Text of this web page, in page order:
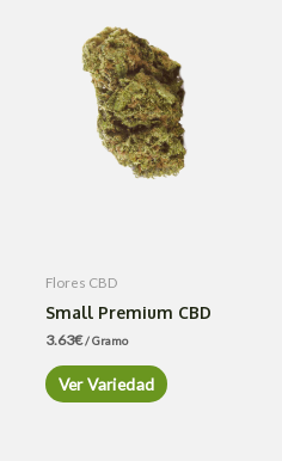
Flores CBD
Small Premium CBD
3.63€/ Gramo
Ver Variedad